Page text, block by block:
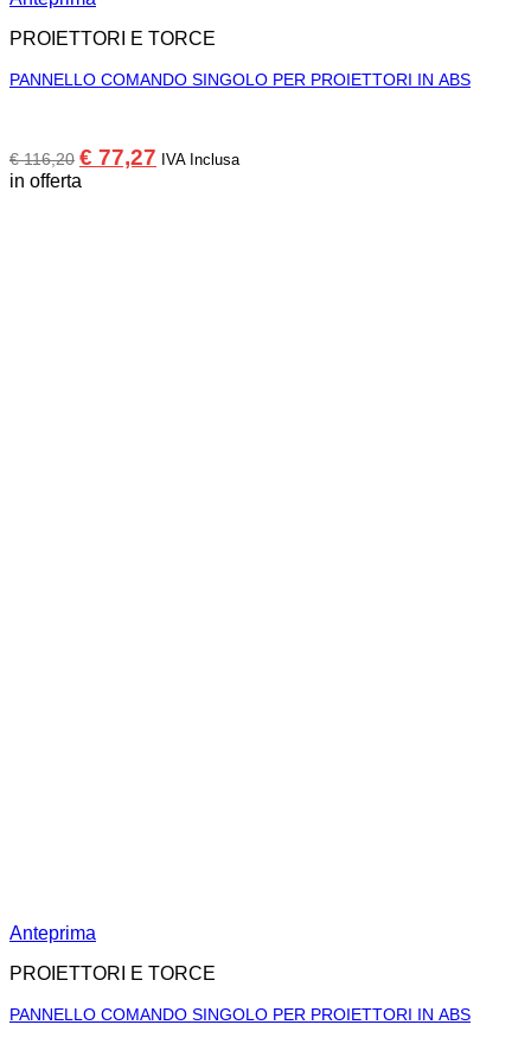
PROIETTORI E TORCE
PANNELLO COMANDO SINGOLO PER PROIETTORI IN ABS
€116,20 Il
prezzo
€ 77,27 IlIVA Inclusa
in offerta
Anteprima
PROIETTORI E TORCE
PANNELLO COMANDO SINGOLO PER PROIETTORI IN ABS